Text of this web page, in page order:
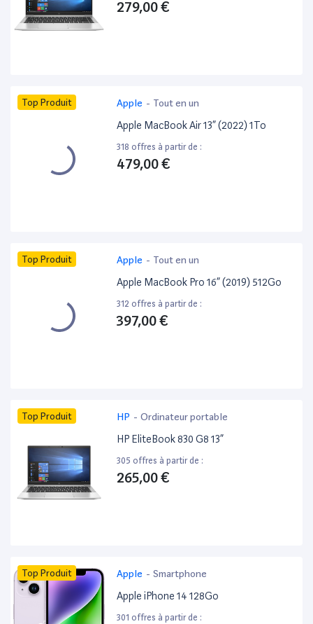
279,00 €
Top Produit Apple - Tout en un
Apple MacBook Air 13” (2022) 1To
318 offres à partir de :
479,00 €
Top Produit Apple - Tout en un
Apple MacBook Pro 16” (2019) 512Go
312 offres à partir de :
397,00 €
Top Produit HP - Ordinateur portable
HP EliteBook 830 G8 13”
305 offres à partir de :
265,00 €
Top Produit Apple - Smartphone
Apple iPhone 14 128Go
301 offres à partir de :